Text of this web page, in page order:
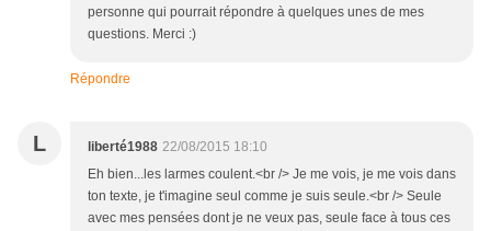
personne qui pourrait répondre à quelques unes de mes
questions. Merci :)
Répondre
L liberté1988 22/08/2015 18:10
Eh bien...les larmes coulent.<br /> Je me vois, je me vois dans
ton texte, je t'imagine seul comme je suis seule.<br /> Seule
avec mes pensées dont je ne veux pas, seule face à tous ces